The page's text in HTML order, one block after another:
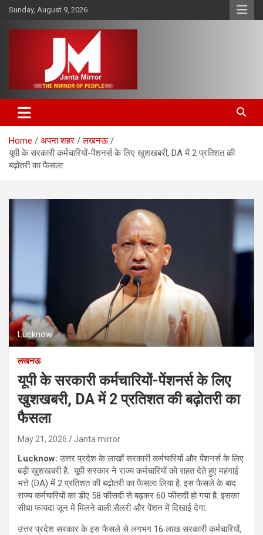
Skip
content
Sunday, August 9, 2026
Janta Mirror
Home अपना शहर
लखनऊ
यूपी के सरकारी कर्मचारियों-पेंशनर्स के लिए खुशखबरी, DA में 2 प्रतिशत की
बढ़ोतरी का फैसला
Lucknow
लखनऊ
यूपी के सरकारी कर्मचारियों-पेंशनर्स के लिए
खुशखबरी, DA में 2 प्रतिशत की बढ़ोतरी का
फैसला
May 21, 2026 Janta mirror
Lucknow:उत्तर प्रदेश के लाखों सरकारी कर्मचारियों और पेंशनर्स के लिए
बड़ी खुशखबरी है. यूपी सरकार ने राज्य कर्मचारियों को राहत देते हुए महंगाई
भत्ते (DA) में 2 प्रतिशत की बढ़ोतरी का फैसला लिया है. इस फैसले के बाद
राज्य कर्मचारियों का डीए 58 फीसदी से बढ़कर 60 फीसदी हो गया है. इसका
सीधा फायदा जून में मिलने वाली सैलरी और पेंशन में दिखाई देगा.
उत्तर प्रदेश सरकार के इस फैसले से लगभग 16 लाख सरकारी कर्मचारियों,